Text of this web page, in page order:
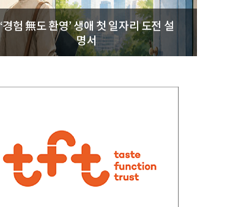
‘경험 無도 환영’ 생애 첫 일자리 도전 설
명서